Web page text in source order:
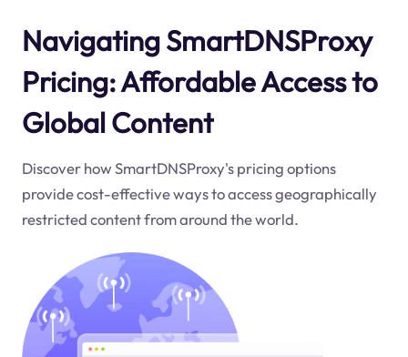
Navigating SmartDNSProxy
Pricing: Affordable Access to
Global Content
Discover how SmartDNSProxy's pricing options
provide cost-effective ways to access geographically
restricted content from around the world.